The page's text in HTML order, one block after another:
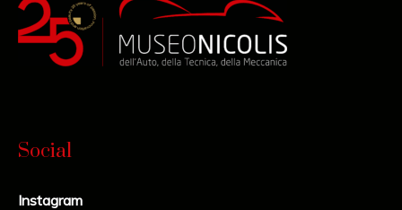
Social
Instagram